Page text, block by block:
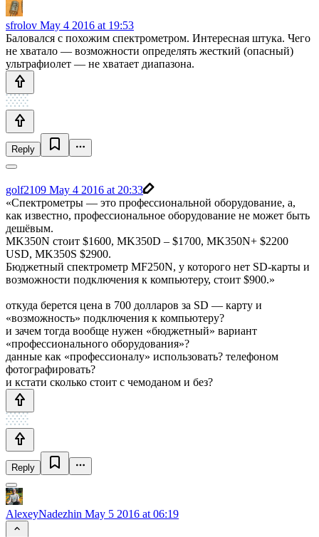
sfrolov May 4 2016 at 19:53
Баловался с похожим спектрометром. Интересная штука. Чего
не хватало — возможности определять жесткий (опасный)
ультрафиолет — не хватает диапазона.
Reply
golf2109 May 4 2016 at 20:33
«Спектрометры — это профессиональной оборудование, а,
как известно, профессиональное оборудование не может быть
дешёвым.
MK350N стоит $1600, MK350D – $1700, MK350N+ $2200
USD, MK350S $2900.
Бюджетный спектрометр MF250N, у которого нет SD-карты и
возможности подключения к компьютеру, стоит $900.»
откуда берется цена в 700 долларов за SD — карту и
«возможность» подключения к компьютеру?
и зачем тогда вообще нужен «бюджетный» вариант
«профессионального оборудования»?
данные как «профессионалу» использовать? телефоном
фотографировать?
и кстати сколько стоит с чемоданом и без?
Reply
AlexeyNadezhin May 5 2016 at 06:19